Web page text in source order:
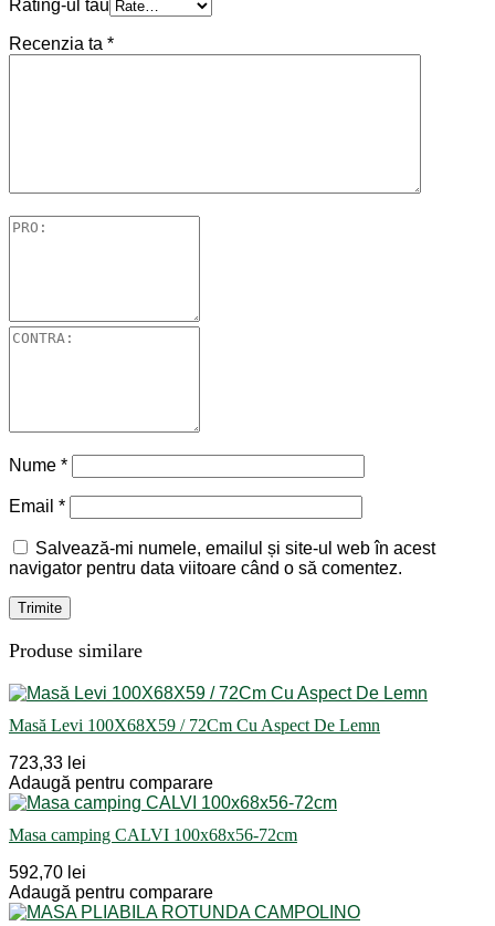
Rating-ul tău
Recenzia ta *
Nume *
Email *
Salvează-mi numele, emailul și site-ul web în acest
navigator pentru data viitoare când o să comentez.
Produse similare
Masă Levi 100X68X59 / 72Cm Cu Aspect De Lemn
723,33 lei
Adaugă pentru comparare
Masa camping CALVI 100x68x56-72cm
592,70 lei
Adaugă pentru comparare